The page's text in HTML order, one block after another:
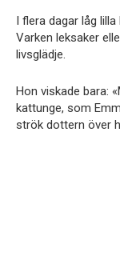
I flera dagar låg
Varken leksaker
livsglädje.
Hon viskade bara:
kattunge, som
strök dottern över